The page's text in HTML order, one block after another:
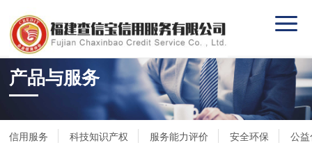
产品与服务
信用服务 科技知识产权 服务能力评价 安全环保 公